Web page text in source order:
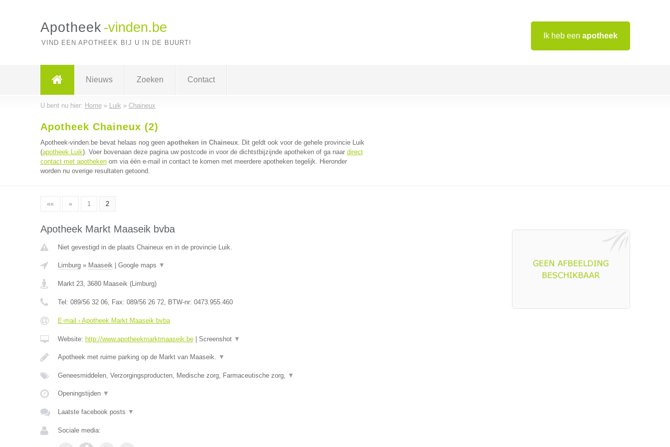
Ik heb een apotheek
Apotheek -vinden.be
VIND EEN APOTHEEK BIJ U IN DE BUURT!
Nieuws Zoeken Contact
U bent nu hier: Home» Luik » Chaineux
Apotheek Chaineux (2)
Apotheek-vinden.be bevat helaas nog geen apotheken in Chaineux. Dit geldt ook voor de gehele provincie Luik
(apotheek Luik). Voer bovenaan deze pagina uw postcode in voor de dichtstbijzijnde apotheken of ga naar direct
contact met apothekenom via één e-mail in contact te komen met meerdere apotheken tegelijk. Hieronder
worden nu overige resultaten getoond.
«« « 1 2
Apotheek Markt Maaseik bvba
Niet gevestigd in de plaats Chaineux en in de provincie Luik.
Limburg» Maaseik| Google maps ▼
Markt 23, 3680 Maaseik(Limburg)
Tel: 089/56 32 06, Fax: 089/56 26 72, BTW-nr: 0473.955.460
E-mail › Apotheek Markt Maaseik bvba
Website: http://www.apotheekmarktmaaseik.be| Screenshot ▼
Apotheek met ruime parking op de Markt van Maaseik. ▼
Geneesmiddelen, Verzorgingsproducten, Medische zorg, Farmaceutische zorg, ▼
Openingstijden ▼
Laatste facebook posts ▼
Sociale media: